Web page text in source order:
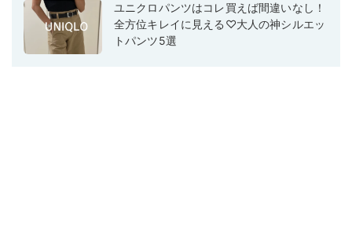
ユニクロパンツはコレ買えば間違いなし！
全方位キレイに見える♡大人の神シルエッ
トパンツ5選